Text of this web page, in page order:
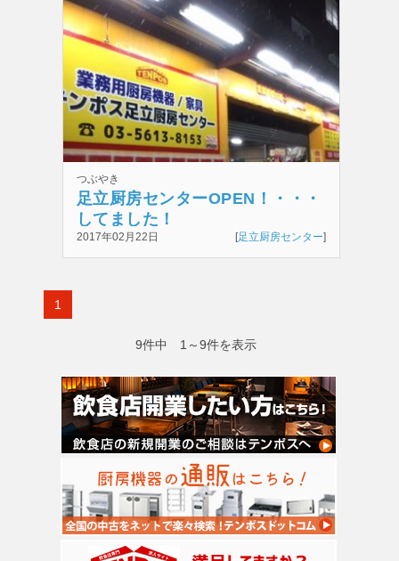
つぶやき
足立厨房センターOPEN！・・・
してました！
2017年02月22日 [足立厨房センター]
1
9件中 1～9件を表示